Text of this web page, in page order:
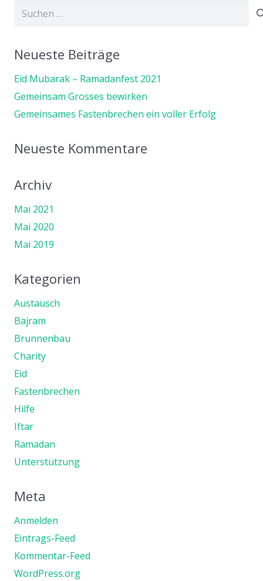
Suchen
Neueste Beiträge
Eid Mubarak – Ramadanfest 2021
Gemeinsam Grosses bewirken
Gemeinsames Fastenbrechen ein voller Erfolg
Neueste Kommentare
Archiv
Mai 2021
Mai 2020
Mai 2019
Kategorien
Austausch
Bajram
Brunnenbau
Charity
Eid
Fastenbrechen
Hilfe
Iftar
Ramadan
Unterstützung
Meta
Anmelden
Eintrags-Feed
Kommentar-Feed
WordPress.org